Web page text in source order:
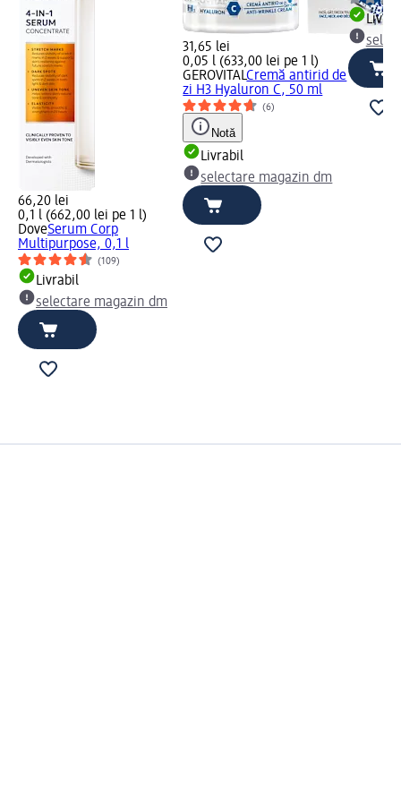
66,20 lei
0,1 l (662,00 lei pe 1 l)
DoveSerum Corp
Multipurpose, 0,1 l
(109)
Livrabil
selectare magazin dm
31,65 lei
0,05 l (633,00 lei pe 1 l)
GEROVITALCremă antirid de
zi H3 Hyaluron C, 50 ml
(6)
Notă
Livrabil
selectare magazin dm